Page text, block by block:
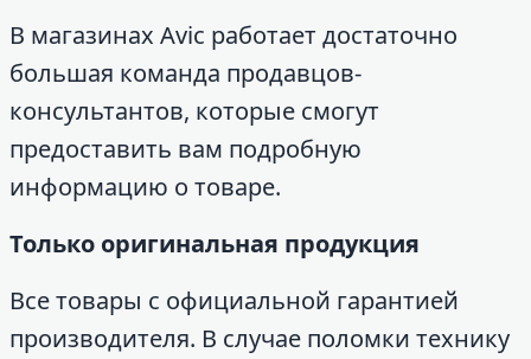
В магазинах Avic работает достаточно
большая команда продавцов-
консультантов, которые смогут
предоставить вам подробную
информацию о товаре.
Только оригинальная продукция
Все товары с официальной гарантией
производителя. В случае поломки технику